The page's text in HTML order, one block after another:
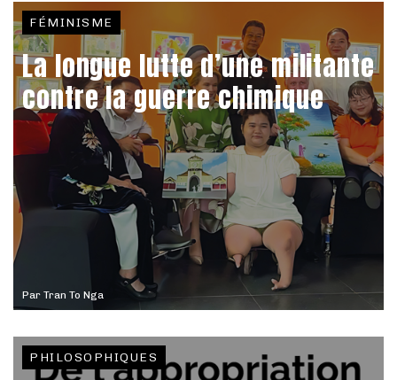
Par Tran To Nga
FÉMINISME
La longue lutte d’une militante
contre la guerre chimique
PHILOSOPHIQUES